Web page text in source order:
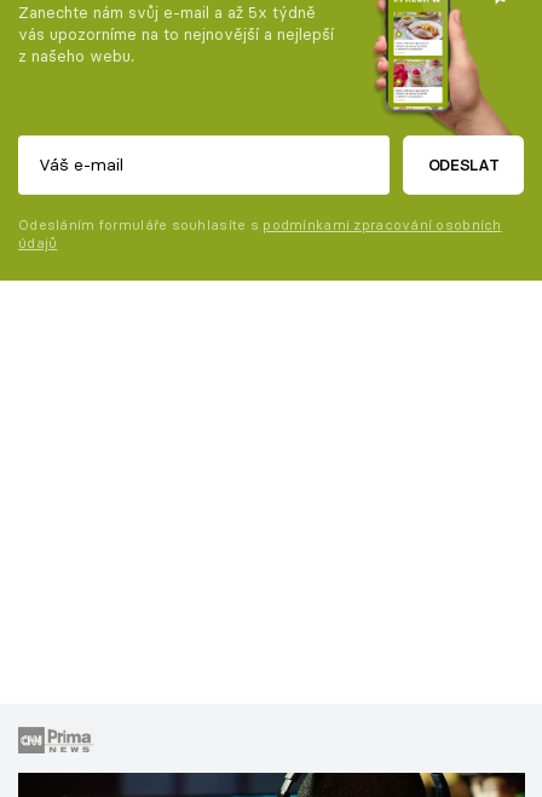
Zanechte nám svůj e-mail a až 5x týdně
vás upozorníme na to nejnovější a nejlepší
z našeho webu.
ODESLAT
Odesláním formuláře souhlasíte s podmínkami zpracování osobních
údajů